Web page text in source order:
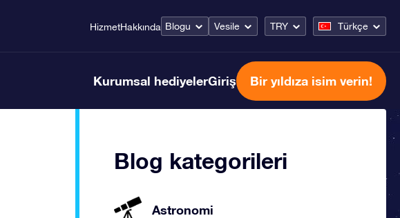
HizmetHakkında Blogu Vesile TRY Türkçe
Kurumsal hediyelerGiriş Bir yıldıza isim verin!
Blog kategorileri
Astronomi